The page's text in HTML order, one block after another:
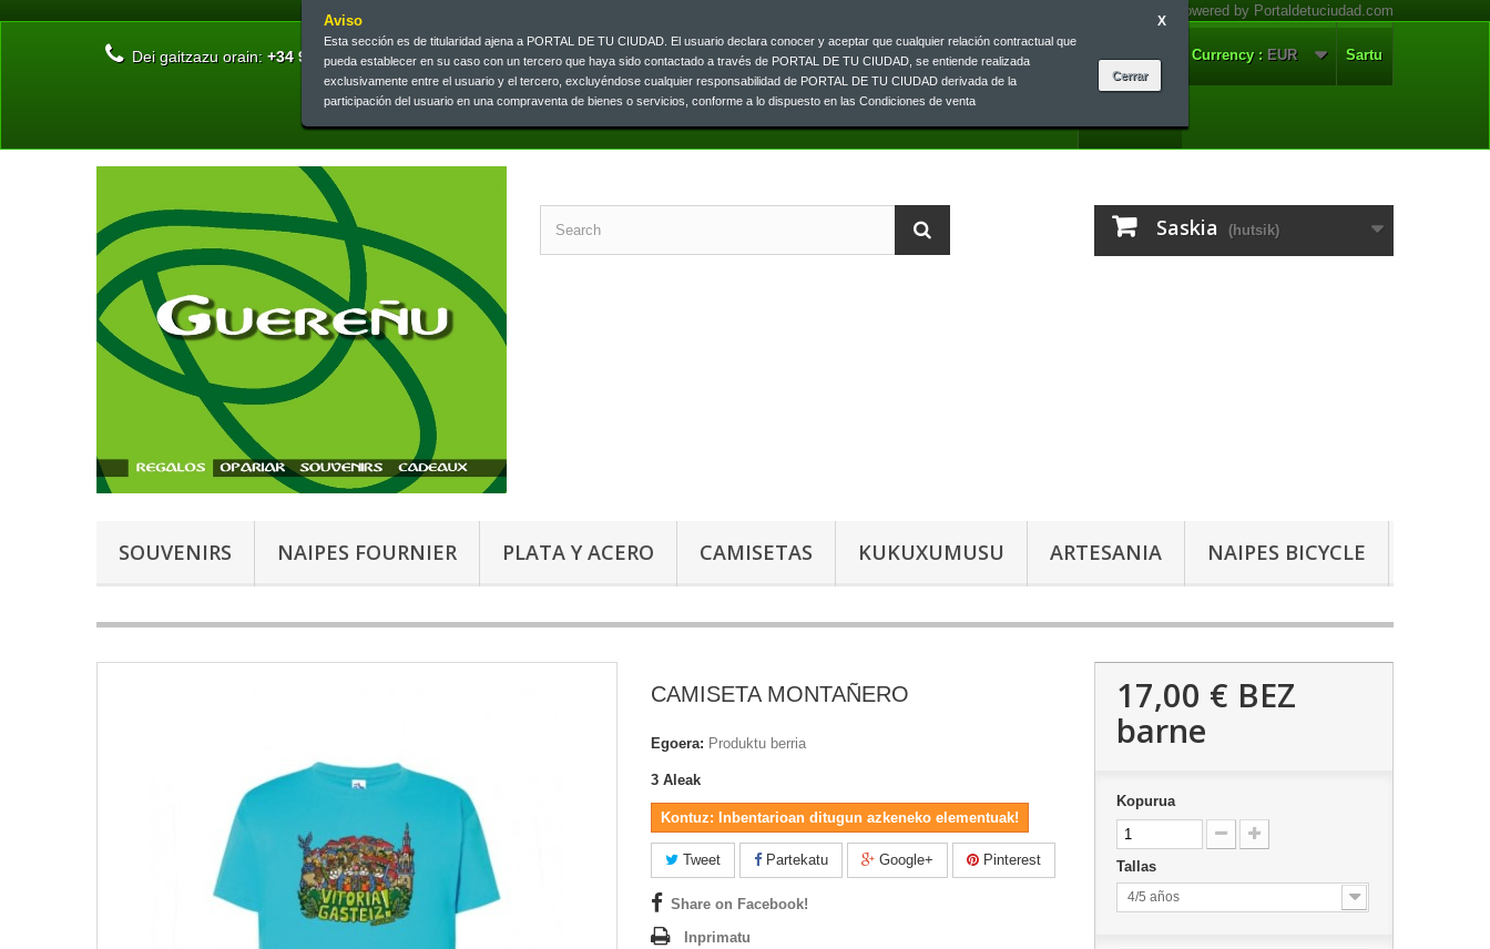
Aviso
Esta sección es de titularidad ajena a PORTAL DE TU CIUDAD. El usuario declara conocer y aceptar que cualquier relación contractual que
pueda establecer en su caso con un tercero que haya sido contactado a través de PORTAL DE TU CIUDAD, se entiende realizada
exclusivamente entre el usuario y el tercero, excluyéndose cualquier responsabilidad de PORTAL DE TU CIUDAD derivada de la
participación del usuario en una compraventa de bienes o servicios, conforme a lo dispuesto en las Condiciones de venta
X
Sartu
Currency : EUR
Jarri gurekin harremanetan
Dei gaitzazu orain: +34 945 13 46 73 | +34 945 26 00 33
Saskia (hutsik)
SOUVENIRS NAIPES FOURNIER PLATA Y ACERO CAMISETAS KUKUXUMUSU ARTESANIA NAIPES BICYCLE
CAMISETA MONTAÑERO
Egoera: Produktu berria
3 Aleak
Kontuz: Inbentarioan ditugun azkeneko elementuak!
Tweet Partekatu Google+ Pinterest
Share on Facebook!
Inprimatu
17,00 € BEZ
barne
Kopurua
Tallas
4/5 años